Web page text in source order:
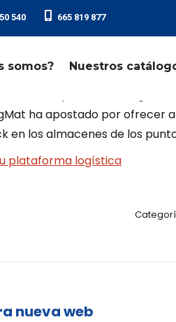
540 665 819 877
somos? Nuestros
ha apostado por ofrecer
en los almacenes de los
plataforma logística
nueva web